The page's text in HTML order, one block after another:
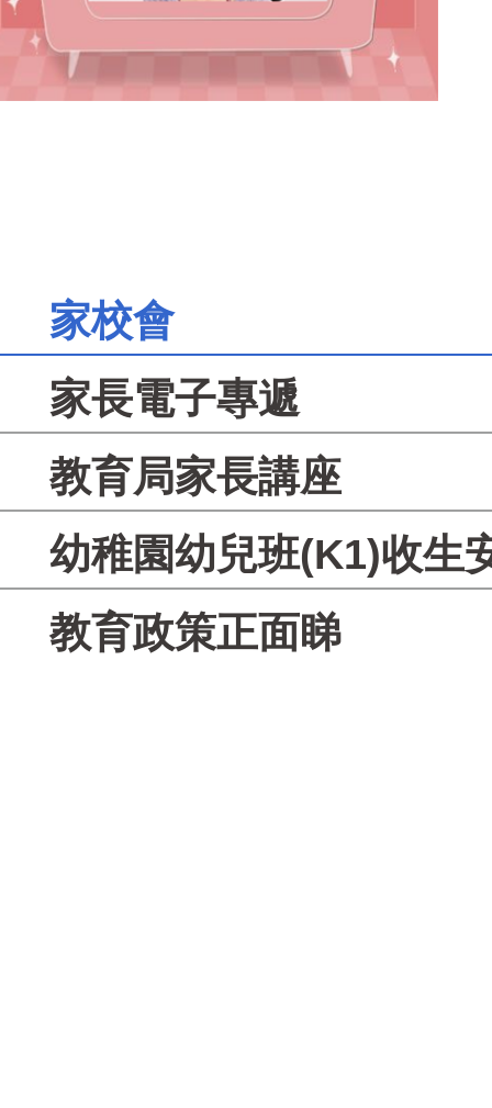
家校會
家長電子專遞
教育局家長講座
幼稚園幼兒班(K1)收生
教育政策正面睇